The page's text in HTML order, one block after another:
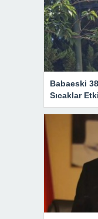
Babaeski
Sıcaklar